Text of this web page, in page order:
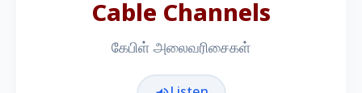
Cable Channels
கேபிள் அலைவரிசைகள்